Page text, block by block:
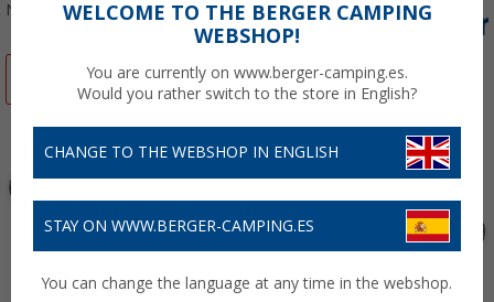
Nº de artículo 516930
WELCOME TO THE BERGER CAMPING
WEBSHOP!
You are currently on www.berger-camping.es.
Would you rather switch to the store in English?
CHANGE TO THE WEBSHOP IN ENGLISH
STAY ON WWW.BERGER-CAMPING.ES
You can change the language at any time in the webshop.